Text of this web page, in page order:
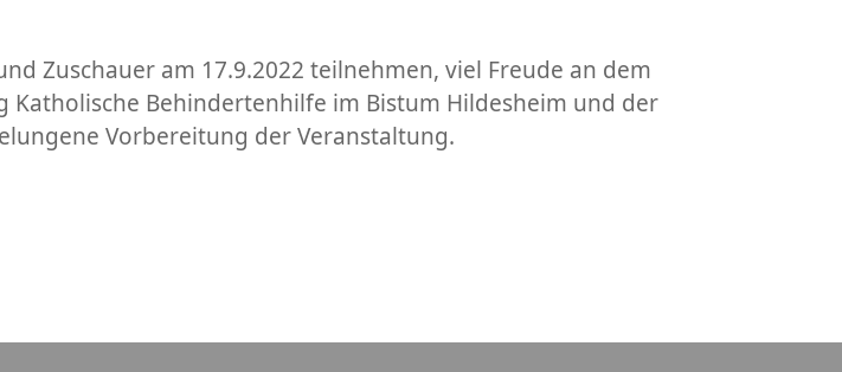
Zuschauer am 17.9.2022 teilnehmen, viel Freude an dem
Behindertenhilfe im Bistum Hildesheim und der
Vorbereitung der Veranstaltung.